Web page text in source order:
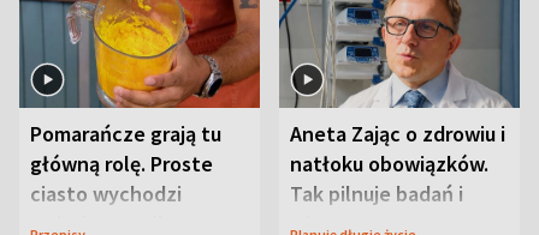
Pomarańcze grają tu
główną rolę. Proste
ciasto wychodzi
wyjątkowo wilgotne
Aneta Zając o zdrowiu i
natłoku obowiązków.
Tak pilnuje badań i
wizyt